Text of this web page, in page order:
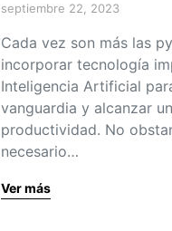
septiembre 22, 2023
Cada vez son más las
incorporar tecnología
Inteligencia Artificial
vanguardia y alcanzar
productividad. No
necesario…
Ver más